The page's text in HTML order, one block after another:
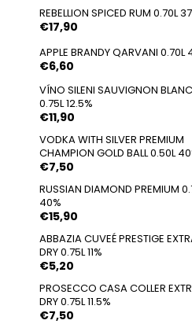
REBELLION SPICED RUM 0.70L
€17,90
APPLE BRANDY QARVANI 0.70L
€6,60
VÍNO SILENI SAUVIGNON BLANC
0.75L 12.5%
€11,90
VODKA WITH SILVER PREMIUM
CHAMPION GOLD BALL 0.50L
€7,50
RUSSIAN DIAMOND PREMIUM
40%
€15,90
ABBAZIA CUVEÉ PRESTIGE
DRY 0.75L 11%
€5,20
PROSECCO CASA COLLER
DRY 0.75L 11.5%
€7,50